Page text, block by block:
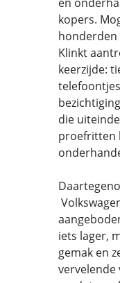
kopers.
honderden
Klinkt
keerzijde:
die
proefritten
iets lager,
gemak en
vervelende